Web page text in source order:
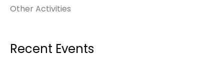
Other Activities
Recent Events